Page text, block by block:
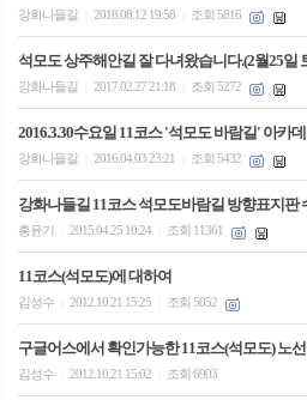
강화나들길 2018.08.12 19:58 조회 5816
석모도 상주해안길 잘 다녀왔습니다.(2월25일
강화나들길 2017.02.27 21:18 조회 5272
2016.3.30수요일 11코스 '석모도 바람길' 아카
강화나들길 2016.04.03 23:21 조회 5432
강화나들길 11코스 석모도바람길 방향표지판
홍윤기
2015.04.25 10:24 조회 11361
11코스(석모도)에 대하여
김성수 2012.10.21 15:25 조회 5052
구글어스에서 확인가능한 11코스(석모도) 노
김성수 2012.10.21 15:02 조회 6903